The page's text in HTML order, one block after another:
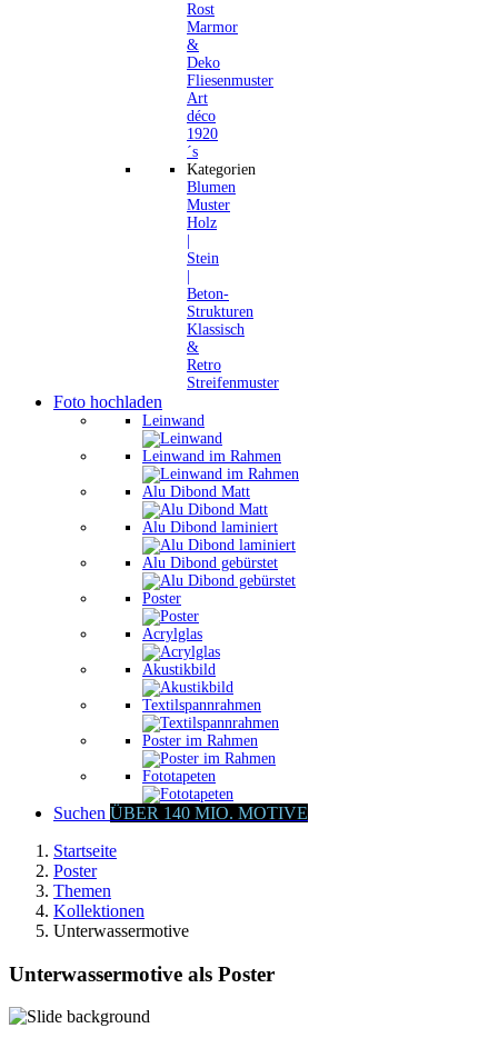
Rost
Marmor
&
Deko
Fliesenmuster
Art
déco
1920
´s
Kategorien
Blumen
Muster
Holz
Stein
Beton-
Strukturen
Klassisch
&
Retro
Streifenmuster
Foto hochladen
Leinwand
Leinwand im Rahmen
Alu Dibond Matt
Alu Dibond laminiert
Alu Dibond gebürstet
Poster
Acrylglas
Akustikbild
Textilspannrahmen
Poster im Rahmen
Fototapeten
Suchen ÜBER 140 MIO. MOTIVE
Startseite
Poster
Themen
Kollektionen
Unterwassermotive
Unterwassermotive als Poster